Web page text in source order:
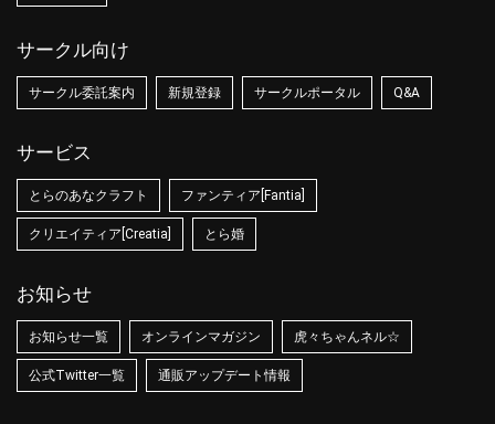
サークル向け
サークル委託案内 新規登録 サークルポータル Q&A
サービス
とらのあなクラフト ファンティア[Fantia]
クリエイティア[Creatia] とら婚
お知らせ
お知らせ一覧 オンラインマガジン 虎々ちゃんネル☆
公式Twitter一覧 通販アップデート情報